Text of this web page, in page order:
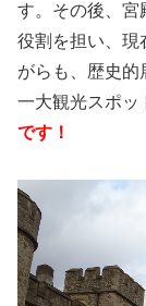
す。その後、宮
役割を担い、現
がらも、歴史的
一大観光スポッ
です！